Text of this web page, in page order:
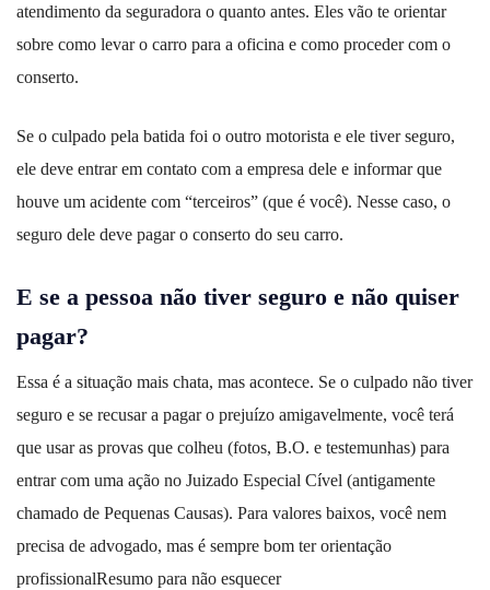
atendimento da seguradora o quanto antes. Eles vão te orientar
sobre como levar o carro para a oficina e como proceder com o
conserto.
Se o culpado pela batida foi o outro motorista e ele tiver seguro,
ele deve entrar em contato com a empresa dele e informar que
houve um acidente com “terceiros” (que é você). Nesse caso, o
seguro dele deve pagar o conserto do seu carro.
E se a pessoa não tiver seguro e não quiser
pagar?
Essa é a situação mais chata, mas acontece. Se o culpado não tiver
seguro e se recusar a pagar o prejuízo amigavelmente, você terá
que usar as provas que colheu (fotos, B.O. e testemunhas) para
entrar com uma ação no Juizado Especial Cível (antigamente
chamado de Pequenas Causas). Para valores baixos, você nem
precisa de advogado, mas é sempre bom ter orientação
profissionalResumo para não esquecer